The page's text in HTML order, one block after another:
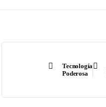
Tecnología
Poderosa